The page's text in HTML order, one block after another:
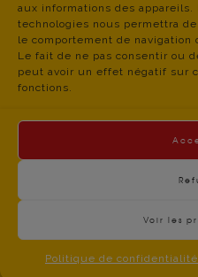
aux informations des
technologies nous permettra
le comportement de
Le fait de ne pas consentir ou
peut avoir un effet négatif sur
fonctions.
Voir les
Politique de confidentialité